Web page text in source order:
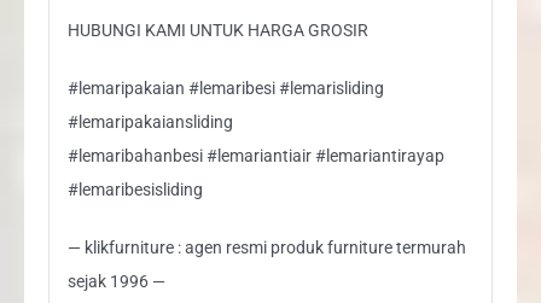
HUBUNGI KAMI UNTUK HARGA GROSIR
#lemaripakaian #lemaribesi #lemarisliding
#lemaripakaiansliding
#lemaribahanbesi #lemariantiair #lemariantirayap
#lemaribesisliding
— klikfurniture : agen resmi produk furniture termurah
sejak 1996 —